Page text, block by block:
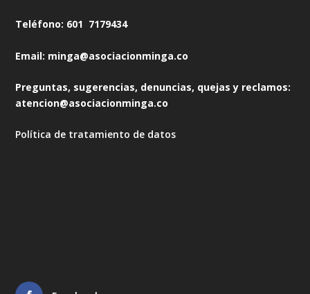
Teléfono: 601 7179434
Email: minga@asociacionminga.co
Preguntas, sugerencias, denuncias, quejas y reclamos:
atencion@asociacionminga.co
Política de tratamiento de datos